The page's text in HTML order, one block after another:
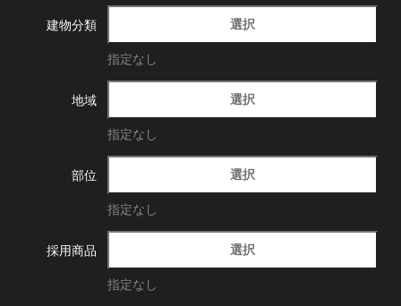
建物分類 選択
指定なし
地域 選択
指定なし
部位 選択
指定なし
採用商品 選択
指定なし